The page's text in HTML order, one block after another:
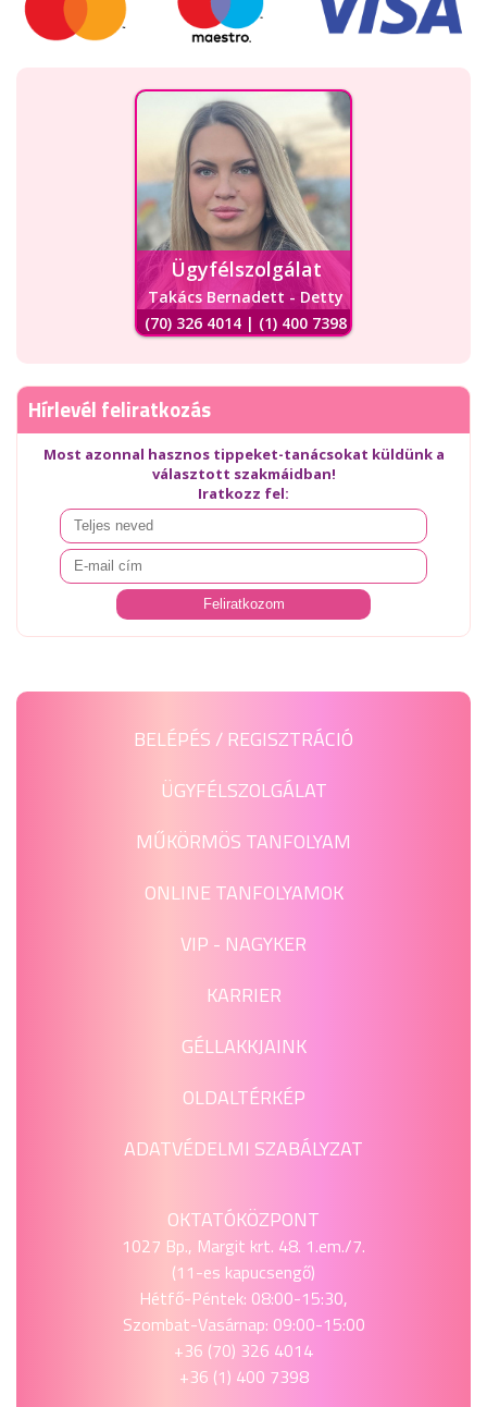
Ügyfélszolgálat
Takács Bernadett - Detty
(70) 326 4014 | (1) 400 7398
Hírlevél feliratkozás
Most azonnal hasznos tippeket-tanácsokat küldünk a
választott szakmáidban!
Iratkozz fel:
BELÉPÉS / REGISZTRÁCIÓ
ÜGYFÉLSZOLGÁLAT
MŰKÖRMÖS TANFOLYAM
ONLINE TANFOLYAMOK
VIP - NAGYKER
KARRIER
GÉLLAKKJAINK
OLDALTÉRKÉP
ADATVÉDELMI SZABÁLYZAT
OKTATÓKÖZPONT
1027 Bp., Margit krt. 48. 1.em./7.
(11-es kapucsengő)
Hétfő-Péntek: 08:00-15:30,
Szombat-Vasárnap: 09:00-15:00
+36 (70) 326 4014
+36 (1) 400 7398